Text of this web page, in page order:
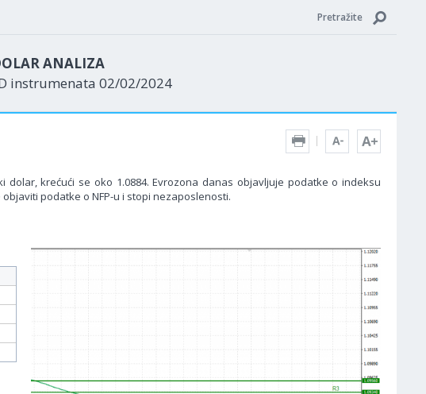
Pretražite
ANALIZA
instrumenata 02/02/2024
krećući se oko 1.0884. Evrozona danas objavljuje podatke o indeksu
podatke o NFP-u i stopi nezaposlenosti.